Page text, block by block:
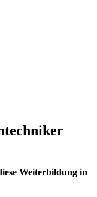
Weiterbildung in